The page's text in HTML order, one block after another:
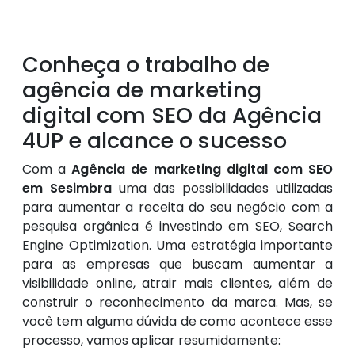
Conheça o trabalho de
agência de marketing
digital com SEO da Agência
4UP e alcance o sucesso
Com aAgência de marketing digital com SEO
em Sesimbrauma das possibilidades utilizadas
para aumentar a receita do seu negócio com a
pesquisa orgânica é investindo em SEO, Search
Engine Optimization. Uma estratégia importante
para as empresas que buscam aumentar a
visibilidade online, atrair mais clientes, além de
construir o reconhecimento da marca. Mas, se
você tem alguma dúvida de como acontece esse
processo, vamos aplicar resumidamente: